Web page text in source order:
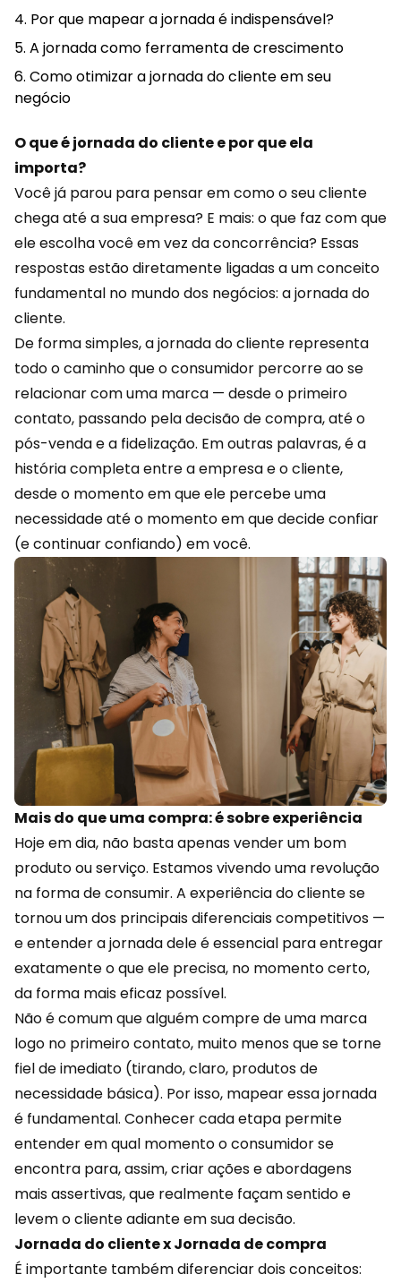
Por que mapear a jornada é indispensável?
A jornada como ferramenta de crescimento
Como otimizar a jornada do cliente em seu
negócio
O que é jornada do cliente e por que ela
importa?
Você já parou para pensar em como o seu cliente
chega até a sua empresa? E mais: o que faz com que
ele escolha você em vez da concorrência? Essas
respostas estão diretamente ligadas a um conceito
fundamental no mundo dos negócios: a jornada do
cliente.
De forma simples, a jornada do cliente representa
todo o caminho que o consumidor percorre ao se
relacionar com uma marca — desde o primeiro
contato, passando pela decisão de compra, até o
pós-venda e a fidelização. Em outras palavras, é a
história completa entre a empresa e o cliente,
desde o momento em que ele percebe uma
necessidade até o momento em que decide confiar
(e continuar confiando) em você.
Mais do que uma compra: é sobre experiência
Hoje em dia, não basta apenas vender um bom
produto ou serviço. Estamos vivendo uma revolução
na forma de consumir. A experiênciado cliente se
tornou um dos principais diferenciais competitivos —
e entender a jornada dele é essencial para entregar
exatamente o que ele precisa, no momento certo,
da forma mais eficaz possível.
Não é comum que alguém compre de uma marca
logo no primeiro contato, muito menos que se torne
fiel de imediato (tirando, claro, produtos de
necessidade básica). Por isso, mapear essa jornada
é fundamental. Conhecer cada etapa permite
entender em qual momento o consumidor se
encontra para, assim, criar ações e abordagens
mais assertivas, que realmente façam sentido e
levem o cliente adiante em sua decisão.
Jornada do cliente x Jornada de compra
É importante também diferenciar dois conceitos: